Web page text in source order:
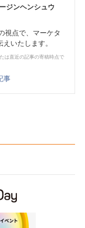
ジンヘンシュウ
視点で、マーケタ
いたします。
は直近の記事の寄稿時点で
事